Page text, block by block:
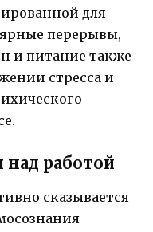
для
перерывы,
и питание также
стресса и
над работой
сказывается